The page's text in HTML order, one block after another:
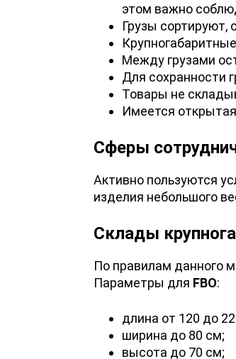
этом важно
Грузы сортируют,
Между грузами
Для сохранности
Товары не
Имеется
Сферы
Активно пользуются
изделия небольшого
Склады
По правилам данного
Параметры для FBO:
длина от 120 до
ширина до 80 см;
высота до 70 см;